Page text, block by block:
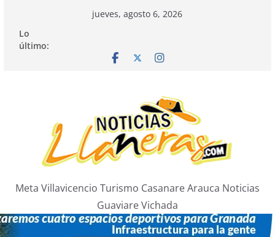
contenido
jueves, agosto 6, 2026
Lo
último:
Meta Villavicencio Turismo Casanare Arauca Noticias
Guaviare Vichada